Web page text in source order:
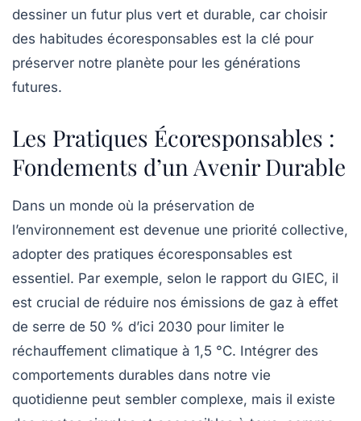
dessiner un futur plus vert et durable, car choisir
des habitudes écoresponsables est la clé pour
préserver notre planète pour les générations
futures.
Les Pratiques Écoresponsables :
Fondements d’un Avenir Durable
Dans un monde où la préservation de
l’environnement est devenue une priorité collective,
adopter des pratiques écoresponsables est
essentiel. Par exemple, selon le rapport du GIEC, il
est crucial de réduire nos émissions de gaz à effet
de serre de 50 % d’ici 2030 pour limiter le
réchauffement climatique à 1,5 °C. Intégrer des
comportements durables dans notre vie
quotidienne peut sembler complexe, mais il existe